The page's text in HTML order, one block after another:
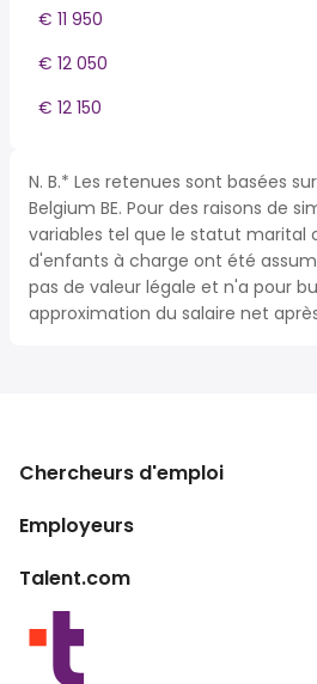
€ 11 950
€ 12 050
€ 12 150
N. B.* Les retenues sont basées
Belgium BE. Pour des raisons de
variables tel que le statut marital
d'enfants à charge ont été
pas de valeur légale et n'a pour
approximation du salaire net
Chercheurs d'emploi
Recherche d'emploi
Convertisseur de salaire
Employeurs
Entreprises
Programmes partenaires
Talent.com
Autres pays
Conditions d’utilisation